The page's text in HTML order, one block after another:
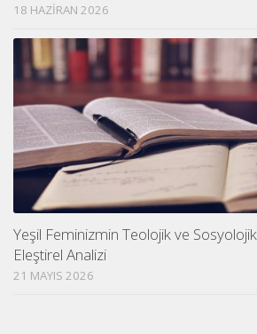
18 HAZIRAN 2026
Yeşil Feminizmin Teolojik ve Sosyolojik
Eleştirel Analizi
21 MAYIS 2026